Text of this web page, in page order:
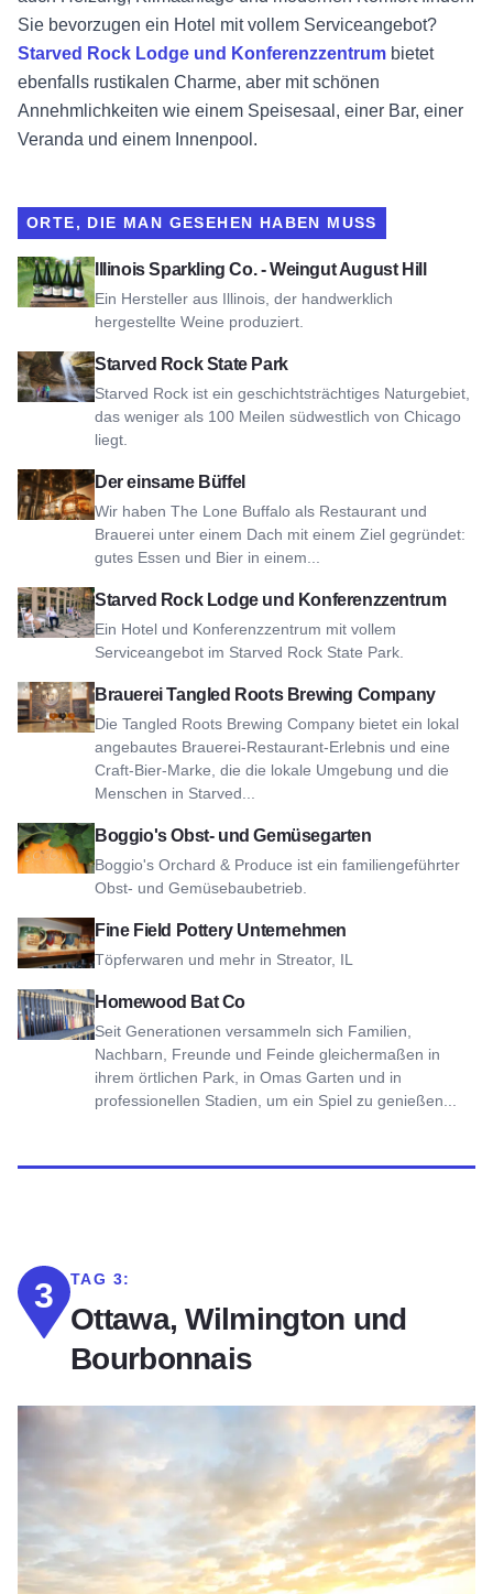
Sie bevorzugen ein Hotel mit vollem Serviceangebot?
Starved Rock Lodge und Konferenzzentrum bietet
ebenfalls rustikalen Charme, aber mit schönen
Annehmlichkeiten wie einem Speisesaal, einer Bar, einer
Veranda und einem Innenpool.
ORTE, DIE MAN GESEHEN HABEN MUSS
Illinois Sparkling Co. - Weingut August Hill
Ein Hersteller aus Illinois, der handwerklich
hergestellte Weine produziert.
Siehe Illinois Sparkling Co. - August Hill Winery
Starved Rock State Park
Starved Rock ist ein geschichtsträchtiges Naturgebiet,
das weniger als 100 Meilen südwestlich von Chicago
liegt.
Ansicht Starved Rock State Park
Der einsame Büffel
Wir haben The Lone Buffalo als Restaurant und
Brauerei unter einem Dach mit einem Ziel gegründet:
gutes Essen und Bier in einem...
Ansicht Der einsame Büffel
Starved Rock Lodge und Konferenzzentrum
Ein Hotel und Konferenzzentrum mit vollem
Serviceangebot im Starved Rock State Park.
Ansicht Starved Rock Lodge und Konferenzzentrum
Brauerei Tangled Roots Brewing Company
Die Tangled Roots Brewing Company bietet ein lokal
angebautes Brauerei-Restaurant-Erlebnis und eine
Craft-Bier-Marke, die die lokale Umgebung und die
Menschen in Starved...
Siehe Tangled Roots Brewing Company
Boggio's Obst- und Gemüsegarten
Boggio's Orchard & Produce ist ein familiengeführter
Obst- und Gemüsebaubetrieb.
Sehen Sie Boggio's Obst- und Gemüsegarten
Fine Field Pottery Unternehmen
Töpferwaren und mehr in Streator, IL
Ansicht Fine Field Pottery Company
Homewood Bat Co
Seit Generationen versammeln sich Familien,
Nachbarn, Freunde und Feinde gleichermaßen in
ihrem örtlichen Park, in Omas Garten und in
professionellen Stadien, um ein Spiel zu genießen...
Ansicht Homewood Bat Co
3 TAG 3:
Ottawa, Wilmington und
Bourbonnais